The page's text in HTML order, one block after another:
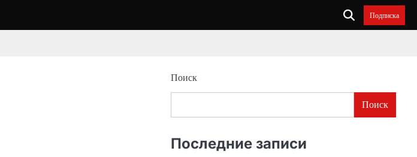
Подписка
Поиск
Поиск
Последние записи